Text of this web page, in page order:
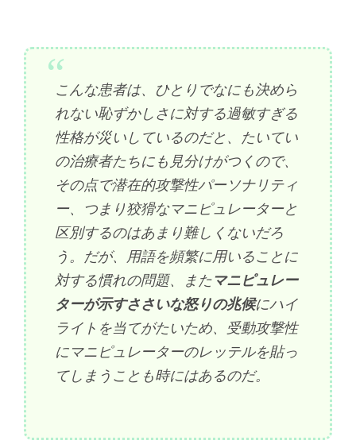
こんな患者は、ひとりでなにも決めら
れない恥ずかしさに対する過敏すぎる
性格が災いしているのだと、たいてい
の治療者たちにも見分けがつくので、
その点で潜在的攻撃性パーソナリティ
ー、つまり狡猾なマニピュレーターと
区別するのはあまり難しくないだろ
う。だが、用語を頻繁に用いることに
対する慣れの問題、またマニピュレー
ターが示すささいな怒りの兆候にハイ
ライトを当てがたいため、受動攻撃性
にマニピュレーターのレッテルを貼っ
てしまうことも時にはあるのだ。